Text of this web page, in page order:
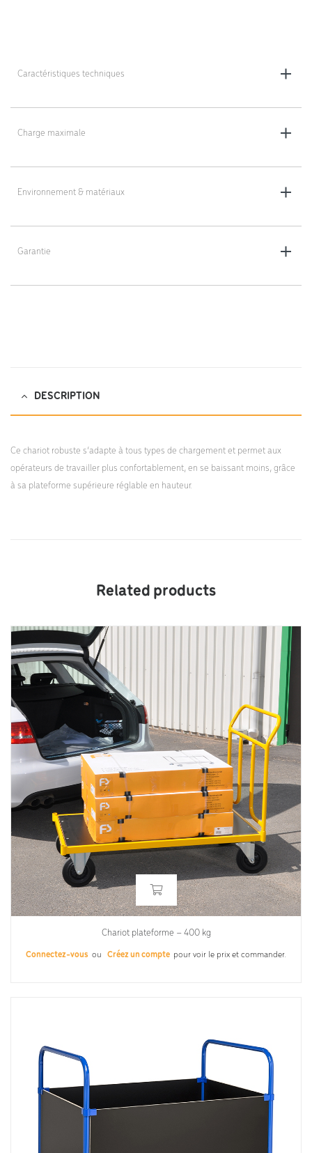
Caractéristiques techniques
Dimensions totales (L x l x h) : 1000 x 700 x 1100 mm
Poids : 31 kg
Charge maximale
400 kg (200 kg par étagère)
Environnement & matériaux
Revêtement : peinture époxy (thermolaqué)
Garantie
5 ans
DESCRIPTION
Ce chariot robuste s’adapte à tous types de chargement et permet aux
opérateurs de travailler plus confortablement, en se baissant moins, grâce
à sa plateforme supérieure réglable en hauteur.
Related products
Chariot plateforme – 400 kg
Connectez-vous ou Créez un compte pour voir le prix et commander.